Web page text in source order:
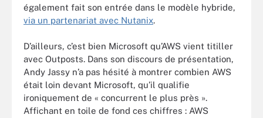
également fait son entrée dans le modèle hybride,
via un partenariat avec Nutanix.
D’ailleurs, c’est bien Microsoft qu’AWS vient titiller
avec Outposts. Dans son discours de présentation,
Andy Jassy n’a pas hésité à montrer combien AWS
était loin devant Microsoft, qu’il qualifie
ironiquement de « concurrent le plus près ».
Affichant en toile de fond ces chiffres : AWS